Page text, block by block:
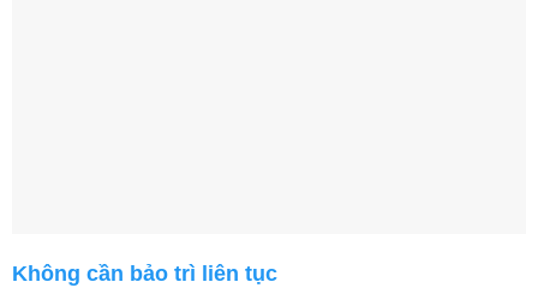
Không cần bảo trì liên tục